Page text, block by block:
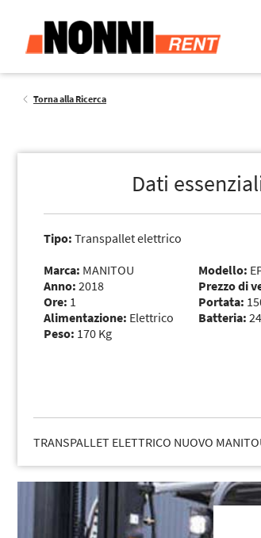
Torna alla Ricerca
Dati
Tipo: Transpallet elettrico
Marca: MANITOU Modello:
Anno: 2018 Prezzo di
Ore: 1 Portata:
Alimentazione: Elettrico Batteria:
Peso: 170 Kg
TRANSPALLET ELETTRICO NUOVO